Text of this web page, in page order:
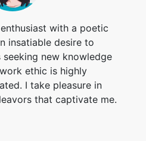
with a poetic
insatiable desire to
new knowledge
ethic is highly
I take pleasure in
that captivate me.